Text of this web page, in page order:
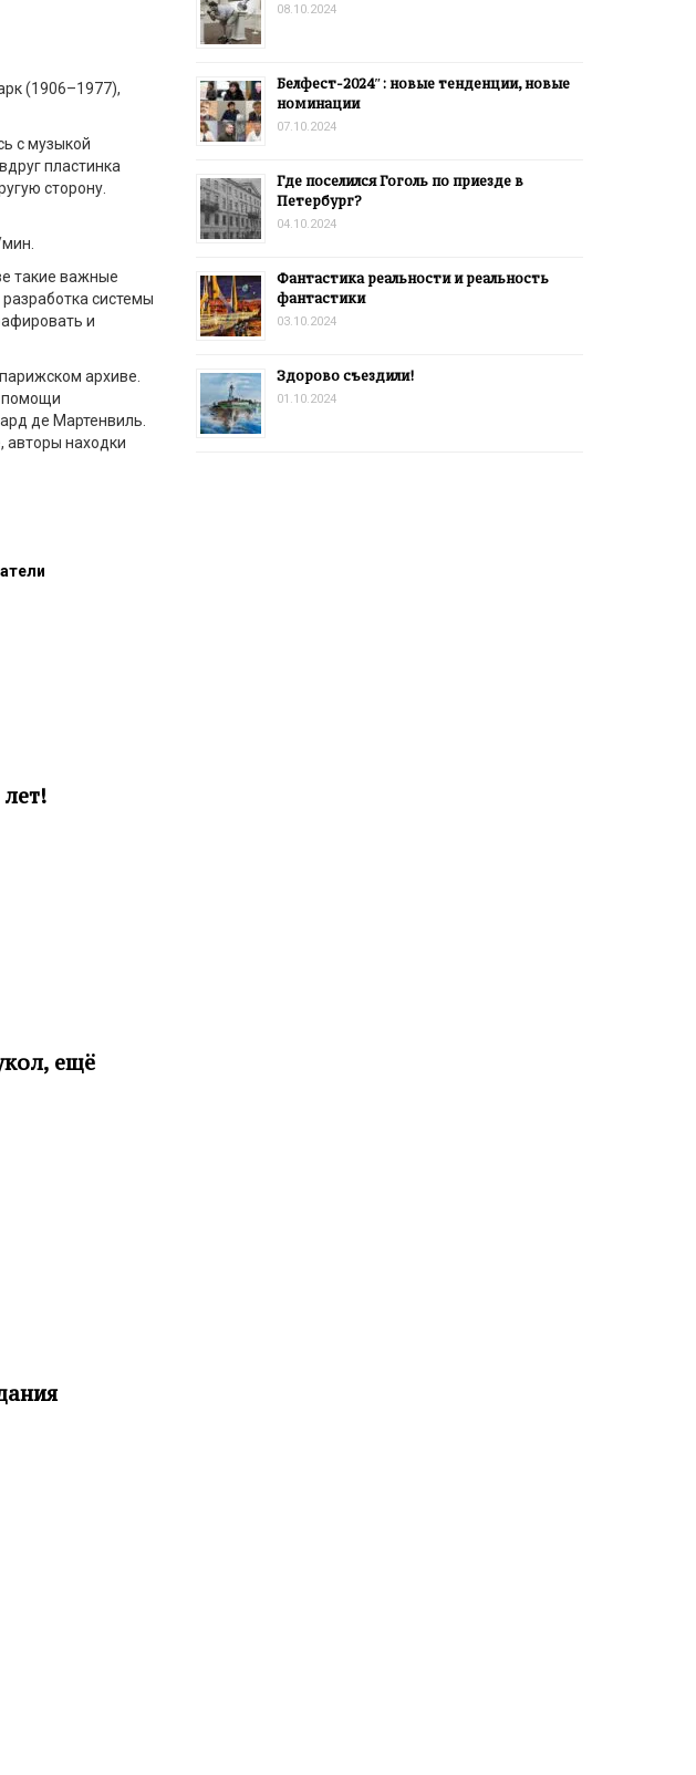
(1906–1977),
с музыкой
пластинка
сторону.
такие важные
системы
и
архиве.
помощи
де Мартенвиль.
авторы находки
ещё
08.10.2024
Белфест-2024″: новые тенденции, новые
номинации
07.10.2024
Где поселился Гоголь по приезде в
Петербург?
04.10.2024
Фантастика реальности и реальность
фантастики
03.10.2024
Здорово съездили!
01.10.2024